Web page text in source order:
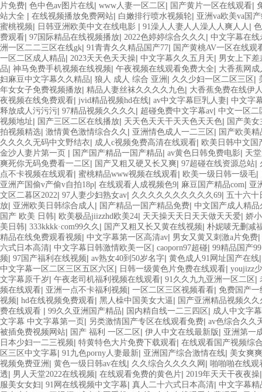
片免费| 色中色av图片在线| www人妻一区二区 | 国产黄片一区在线观看|
站大全 | 在线视频播放免费网站| 白嫩排行喷水视频轮| 亚洲va欧美va国
蜜桃视频| 日韩亚洲欧美中文在线电影 | 91澡人人妻人人澡人人爽人人 |
费观看| 97国际精品在线视频播放| 2022色婷婷综合久久久 | 中文字幕在线
洲一区二二三区在线gk| 91青青久久精品国产77| 国产黄桃AV一区在线观
一区二区成人精品| 2023天天色天天操| 中文字幕久久五月天| 男女上下
品| 神马免费手机视频在线视频| 午夜视频在线观看免费大全| 大香蕉网
妇麻豆中文字幕久久精品| 狼人 成人 综合 亚洲 | 久久少妇一区二区三区 |
年女女子免费视频播放| 精品人妻丝袜久久久久九色| 大香蕉免费在线伊
夜视频在线免费观看| jvid精品视频hd在线| av中文字幕巨乳人妻| 中文字
释放成人污污污| 97精品视频久久久久 | 超碰免费中文字幕av| 中文一区二
视频地址| 国产三区二区在线播放| 天天色天天干天天色天天色| 国产美
拍视频精选| 激情黄色激情综合久久 | 亚洲情色成人一二三区 | 国产欧美
久久久久无码中文野结衣| 成人c视频免费高清在线观看| 欧美日韩中文国
金沙人妻片第一页 | 国产国产精品一国产精品| av黄色日韩免费电影| 天
爽死你无码免费看一二区 | 国产又粗又硬又长又爽| 97超碰在线资源总站|
点不卡视频在线观看| 蜜桃精品www视频在线观看| 欧美一级日韩一级毛|
亚洲产国偷v产偷v自拍18p| 在线观看人成视频色9| 麻豆国产精品com| 亚
文区二暮区2022| 97人妻少妇熟女av| 久久久久久久久久久久69| 五十六十
放| 亚洲欧美日韩综合成人 | 国产精品一国产精品免费| 中文国产成人精品
国产 欧美 日韩| 欧美极品jiizzhd欧美24| 天天操天天日天天做天天爱| 娇
美日韩| 333kkkk·com99久久 | 国产又粗又长又黄在线视频| 朴妮唛无删减
精品在线免费观看视频| 中文字幕第一区高清av| 男女又黄又刺激a片免费|
六式日本高清| 中文字幕日韩激情欧美一区 | caoporn97超碰| 99精品国产
频| 97国产福利在线视频| av熟女40到50岁名字| 黄色成人91网址国产在线
中文字幕一区二区三区五区六区 | 日韩一级黄色片免费在线观看| youjizz
文字幕原千岁| 午夜老司机福利视频在线观看| 91久久九九亚洲一区二区 |
频在线观看| 亚洲一点不卡福利视频| 一区二区三区视频看看| 免费国产一
视频| hd在线视频免费观看| 黑人橾中国美女大逼 | 国产亚洲精品视频久久
费在线观看 | 99久久亚洲国产精品| 国内精自线一二三四区 | 成人中文字
文字幕 中文字幕第一页 | 另类激情国产专区在线观看免费| av色综合久久
被插免费视频网站| 国产 福利 一区二区 | 伊人中文在线最新版 | 亚洲第一
日本少妇一二三视频| 特黄特色大片免费下载观看| 在线观看国产视频综
区三区中文字幕| 91九色porny人妻最新| 亚洲国产综合激情在线| 美女爽
视频免费亚洲 | 黄色一级日韩av在线| 久久综合久久久久网 | 啪啪啪在线观
透| 男人天堂2022在线视频| 在线观看免费的黄色片| 2019年天天干夜夜操
服美女女妇| 91网在线视频中文字幕| 真人二十六式日本高清| 中文字幕精